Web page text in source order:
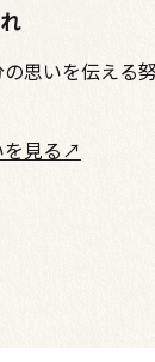
思いを伝える
を見る↗